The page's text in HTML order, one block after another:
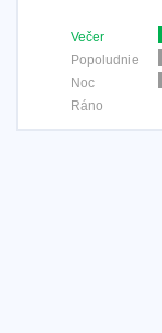
Večer
Popoludnie
Noc
Ráno